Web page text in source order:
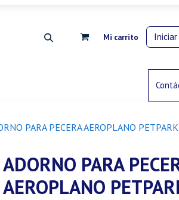
Mi carrito
Control de animales
PARA PECERA AEROPLANO PETPARK
ADORNO PARA
AEROPLANO